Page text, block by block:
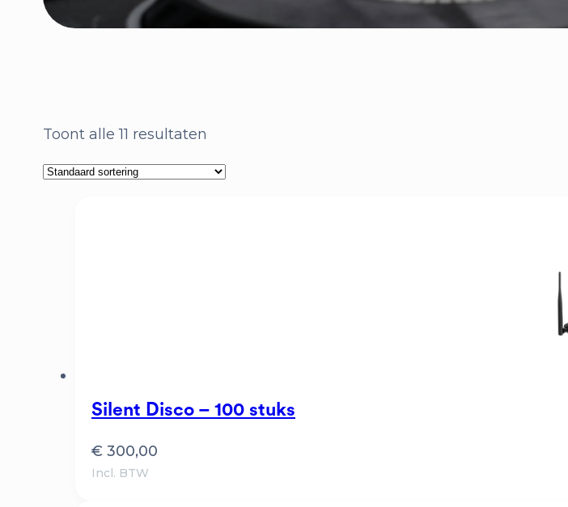
Toont alle 11 resultaten
Silent Disco – 100 stuks
€ 300,00
Incl. BTW